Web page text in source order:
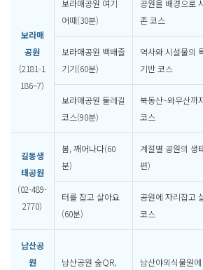
보라매
공원
(2181-1
186~7)
보라매공원 여기
어때(30분)
공원을 배경으로
존 코스
보라매공원 백배즐
기기(60분)
역사와 시설물의
기반 코스
보라매공원 둘레길
코스(90분)
북동산~와우산까
코스
길동생
태공원
(02-489-
2770)
봄, 깨어나다(60
분)
계절별 공원의 생
편)
터를 잡고 살아요
(60분)
공원에 자리잡고
코스
남산공
원
남산공원 숲QR,
남산야외식물원